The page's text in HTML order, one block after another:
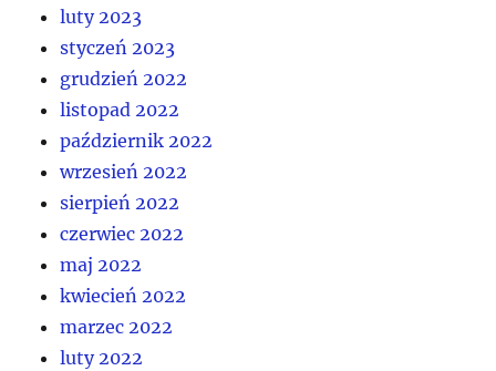
luty 2023
styczeń 2023
grudzień 2022
listopad 2022
październik 2022
wrzesień 2022
sierpień 2022
czerwiec 2022
maj 2022
kwiecień 2022
marzec 2022
luty 2022